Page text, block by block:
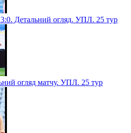
Детальний огляд. УПЛ. 25 тур
огляд матчу. УПЛ. 25 тур